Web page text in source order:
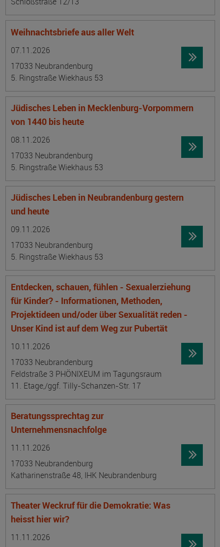
Weihnachtsbriefe aus aller Welt
07.11.2026
17033 Neubrandenburg
5. Ringstraße Wiekhaus 53
Jüdisches Leben in Mecklenburg-Vorpommern
von 1440 bis heute
08.11.2026
17033 Neubrandenburg
5. Ringstraße Wiekhaus 53
Jüdisches Leben in Neubrandenburg gestern
und heute
09.11.2026
17033 Neubrandenburg
5. Ringstraße Wiekhaus 53
Entdecken, schauen, fühlen - Sexualerziehung
für Kinder? - Informationen, Methoden,
Projektideen und/oder über Sexualität reden -
Unser Kind ist auf dem Weg zur Pubertät
10.11.2026
17033 Neubrandenburg
Feldstraße 3 PHÖNIXEUM im Tagungsraum
11. Etage,/ggf. Tilly-Schanzen-Str. 17
Beratungssprechtag zur
Unternehmensnachfolge
11.11.2026
17033 Neubrandenburg
Katharinenstraße 48, IHK Neubrandenburg
Theater Weckruf für die Demokratie: Was
heisst hier wir?
11.11.2026